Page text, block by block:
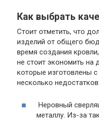
Как выбрать
Стоит отметить, что
изделий от общего
время создания
не стоит экономить на
которые изготовлены
несколько недостатков:
Неровный
металлу. Из-за